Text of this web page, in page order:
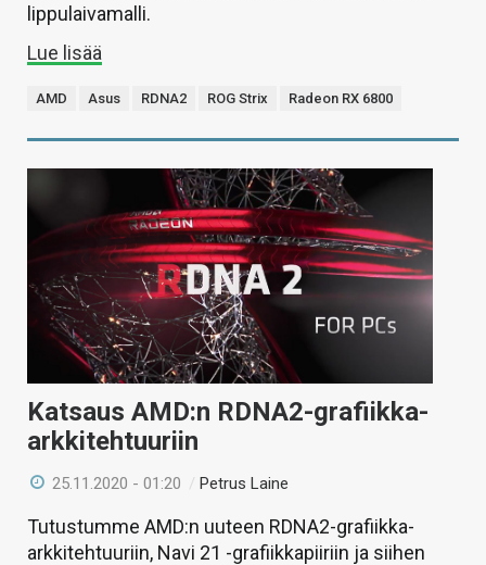
lippulaivamalli.
Lue lisää
AMD Asus RDNA2 ROG Strix Radeon RX 6800
Katsaus AMD:n RDNA2-grafiikka-
arkkitehtuuriin
25.11.2020 - 01:20 /Petrus Laine
Tutustumme AMD:n uuteen RDNA2-grafiikka-
arkkitehtuuriin, Navi 21 -grafiikkapiiriin ja siihen